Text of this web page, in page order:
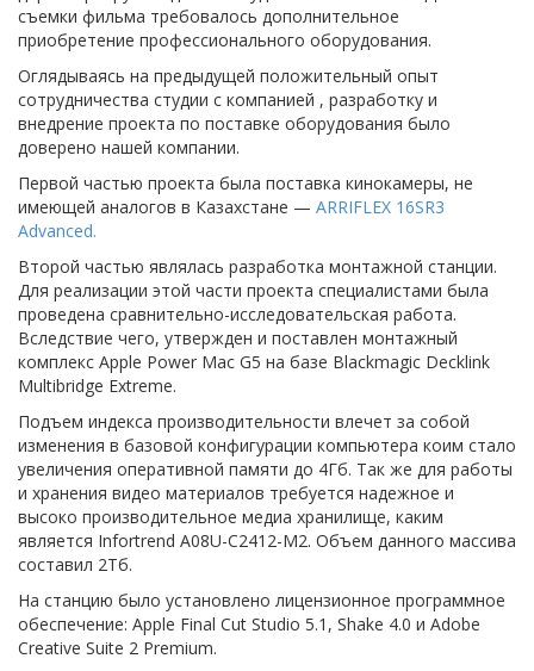
съемки фильма требовалось дополнительное
приобретение профессионального оборудования.
Оглядываясь на предыдущей положительный опыт
сотрудничества студии с компанией , разработку и
внедрение проекта по поставке оборудования было
доверено нашей компании.
Первой частью проекта была поставка кинокамеры, не
имеющей аналогов в Казахстане — ARRIFLEX 16SR3
Advanced.
Второй частью являлась разработка монтажной станции.
Для реализации этой части проекта специалистами была
проведена сравнительно-исследовательская работа.
Вследствие чего, утвержден и поставлен монтажный
комплекс Apple Power Mac G5 на базе Blackmagic Decklink
Multibridge Extreme.
Подъем индекса производительности влечет за собой
изменения в базовой конфигурации компьютера коим стало
увеличения оперативной памяти до 4Гб. Так же для работы
и хранения видео материалов требуется надежное и
высоко производительное медиа хранилище, каким
является Infortrend A08U-C2412-M2. Объем данного массива
составил 2Тб.
На станцию было установлено лицензионное программное
обеспечение: Apple Final Cut Studio 5.1, Shake 4.0 и Adobe
Creative Suite 2 Premium.